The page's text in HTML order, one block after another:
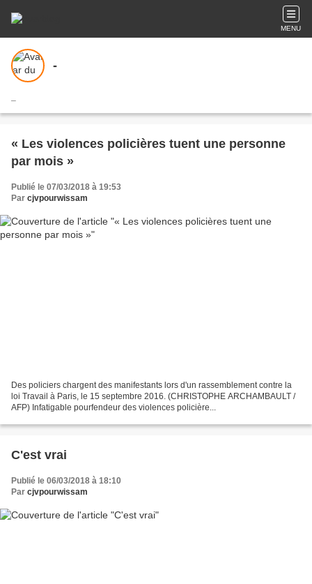
MENU
-
« Les violences policières tuent une personne
par mois »
Publié le 07/03/2018 à 19:53
Par cjvpourwissam
Des policiers chargent des manifestants lors d'un rassemblement contre la
loi Travail à Paris, le 15 septembre 2016. (CHRISTOPHE ARCHAMBAULT /
AFP) Infatigable pourfendeur des violences policière...
C'est vrai
Publié le 06/03/2018 à 18:10
Par cjvpourwissam